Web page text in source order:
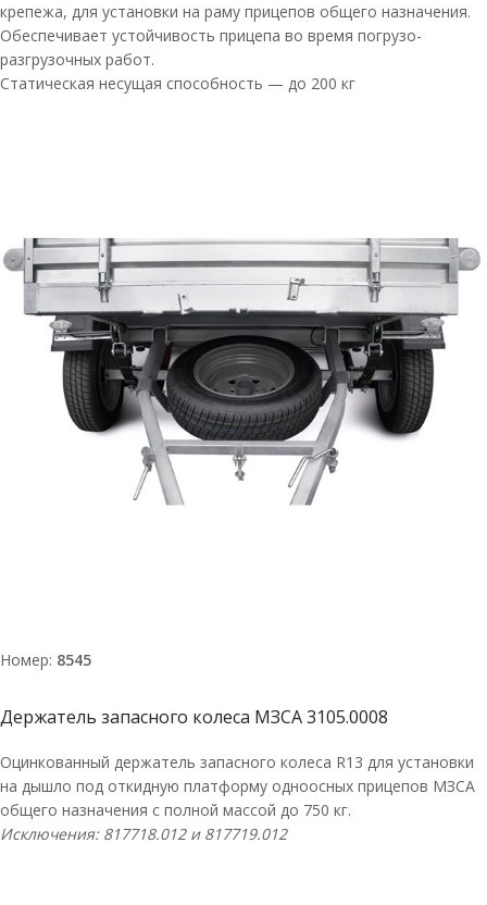
крепежа, для установки на раму прицепов общего назначения.
Обеспечивает устойчивость прицепа во время погрузо-
разгрузочных работ.
Статическая несущая способность — до 200 кг
Номер: 8545
Держатель запасного колеса МЗСА 3105.0008
Оцинкованный держатель запасного колеса R13 для установки
на дышло под откидную платформу одноосных прицепов МЗСА
общего назначения с полной массой до 750 кг.
Исключения: 817718.012 и 817719.012